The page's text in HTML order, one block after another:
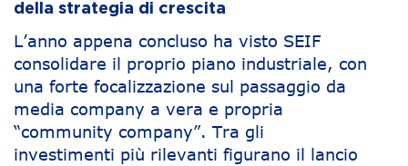
della strategia di crescita
L’anno appena concluso ha visto SEIF
consolidare il proprio piano industriale, con
una forte focalizzazione sul passaggio da
media company a vera e propria
“community company”. Tra gli
investimenti più rilevanti figurano il lancio